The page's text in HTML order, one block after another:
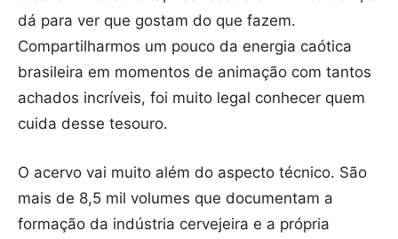
dá para ver que gostam do que fazem.
Compartilharmos um pouco da energia caótica
brasileira em momentos de animação com tantos
achados incríveis, foi muito legal conhecer quem
cuida desse tesouro.
O acervo vai muito além do aspecto técnico. São
mais de 8,5 mil volumes que documentam a
formação da indústria cervejeira e a própria